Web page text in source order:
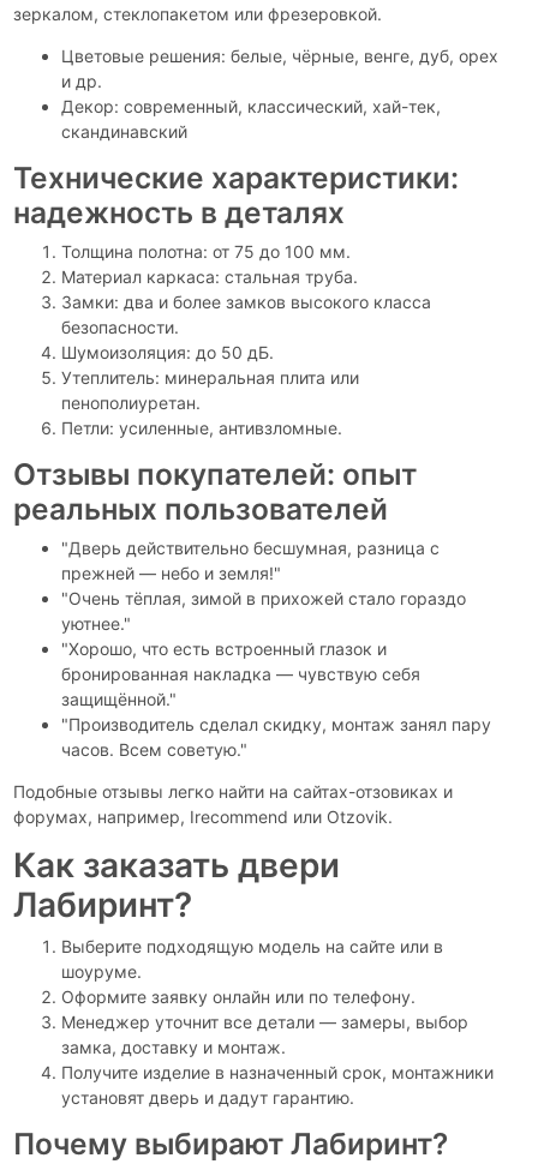
зеркалом, стеклопакетом или фрезеровкой.
Цветовые решения: белые, чёрные, венге, дуб, орех
и др.
Декор: современный, классический, хай-тек,
скандинавский
Технические характеристики:
надежность в деталях
Толщина полотна: от 75 до 100 мм.
Материал каркаса: стальная труба.
Замки: два и более замков высокого класса
безопасности.
Шумоизоляция: до 50 дБ.
Утеплитель: минеральная плита или
пенополиуретан.
Петли: усиленные, антивзломные.
Отзывы покупателей: опыт
реальных пользователей
"Дверь действительно бесшумная, разница с
прежней — небо и земля!"
"Очень тёплая, зимой в прихожей стало гораздо
уютнее."
"Хорошо, что есть встроенный глазок и
бронированная накладка — чувствую себя
защищённой."
"Производитель сделал скидку, монтаж занял пару
часов. Всем советую."
Подобные отзывы легко найти на сайтах-отзовиках и
форумах, например, Irecommend или Otzovik.
Как заказать двери
Лабиринт?
Выберите подходящую модель на сайте или в
шоуруме.
Оформите заявку онлайн или по телефону.
Менеджер уточнит все детали — замеры, выбор
замка, доставку и монтаж.
Получите изделие в назначенный срок, монтажники
установят дверь и дадут гарантию.
Почему выбирают Лабиринт?